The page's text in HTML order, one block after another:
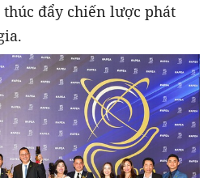
đẩy chiến lược phát